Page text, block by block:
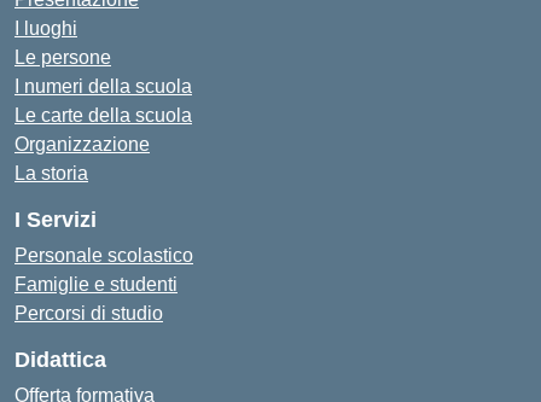
I luoghi
Le persone
I numeri della scuola
Le carte della scuola
Organizzazione
La storia
I Servizi
Personale scolastico
Famiglie e studenti
Percorsi di studio
Didattica
Offerta formativa